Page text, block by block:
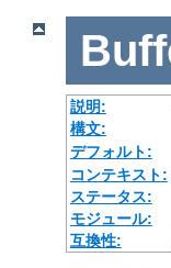
説明:
構文:
デフォルト:
コンテキスト:
ステータス:
モジュール:
互換性: